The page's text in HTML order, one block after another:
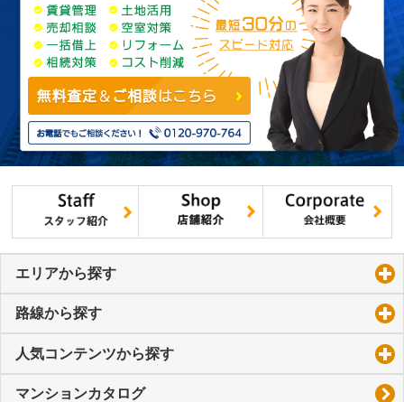
エリアから探す
路線から探す
人気コンテンツから探す
マンションカタログ